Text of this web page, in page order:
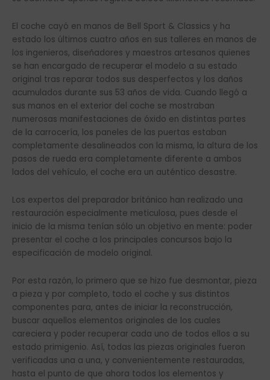
El coche cayó en manos de Bell Sport & Classics y ha
estado los últimos cuatro años en sus talleres en manos de
los ingenieros, diseñadores y maestros artesanos quienes
se han encargado de recuperar el modelo a su estado
original tras reparar todos sus desperfectos y los daños
acumulados durante sus 53 años de vida. Cuando llegó a
sus manos en el exterior del coche se mostraban
numerosas manifestaciones de óxido en distintas partes
de la carrocería, los paneles de las puertas estaban
completamente desalineados con la misma, la altura de los
pasos de rueda era completamente diferente a ambos
lados del vehículo, el coche era un auténtico desastre.
Los expertos del preparador británico han realizado una
restauración especialmente meticulosa, pues desde el
inicio de la misma tenían sólo un objetivo en mente: poder
presentar el coche a los principales concursos bajo la
especificación de modelo original.
Por esta razón, lo primero que se hizo fue desmontar, pieza
a pieza y por completo, todo el coche y sus distintos
componentes para, antes de iniciar la reconstrucción,
buscar aquellos elementos originales de los cuales
careciera y poder recuperar cada uno de todos ellos a su
estado primigenio. Así, todas las piezas originales fueron
verificadas una a una, y convenientemente restauradas,
hasta el punto de que ahora todos los elementos y